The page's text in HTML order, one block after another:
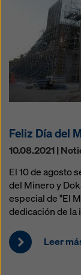
Feliz Día del
10.08.2021 |
El 10 de agosto
del Minero y
especial de "El
dedicación de la
Leer